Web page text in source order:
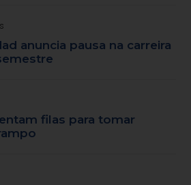
anuncia pausa na carreira
filas para tomar